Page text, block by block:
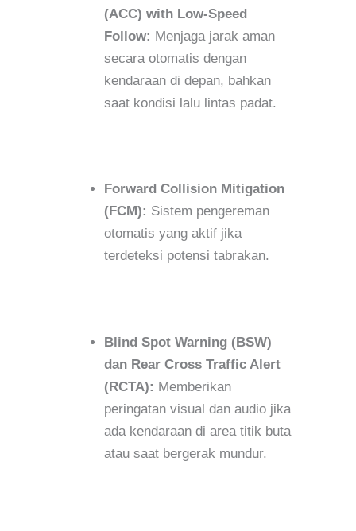
(ACC) with Low-Speed
Follow: Menjaga jarak aman
secara otomatis dengan
kendaraan di depan, bahkan
saat kondisi lalu lintas padat.
Forward Collision Mitigation
(FCM): Sistem pengereman
otomatis yang aktif jika
terdeteksi potensi tabrakan.
Blind Spot Warning (BSW)
dan Rear Cross Traffic Alert
(RCTA): Memberikan
peringatan visual dan audio jika
ada kendaraan di area titik buta
atau saat bergerak mundur.